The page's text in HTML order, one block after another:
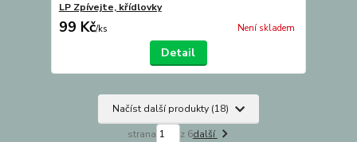
LP Zpívejte, křídlovky
99 Kč/ks Není skladem
Detail
Načíst další produkty (18)
strana z 6další